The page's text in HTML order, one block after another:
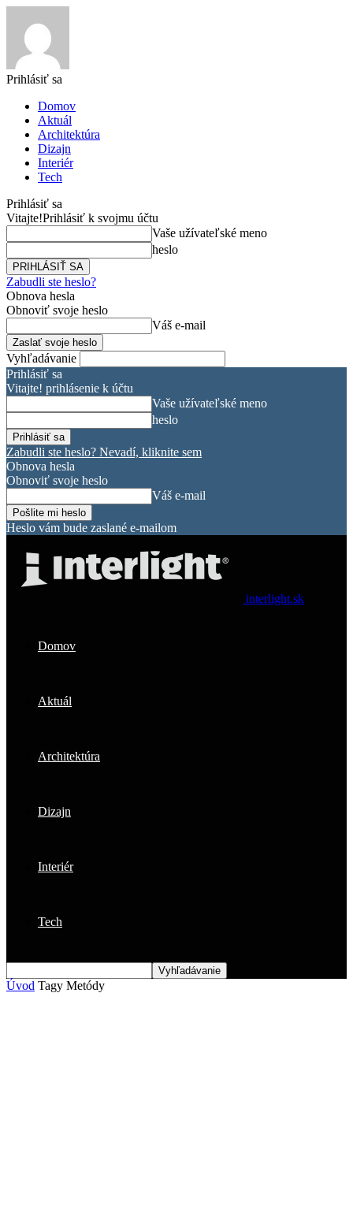
Prihlásiť sa
Domov
Aktuál
Architektúra
Dizajn
Interiér
Tech
Prihlásiť sa
Vitajte!Prihlásiť k svojmu účtu
Vaše užívateľské meno
heslo
Zabudli ste heslo?
Obnova hesla
Obnoviť svoje heslo
Váš e-mail
Vyhľadávanie
Prihlásiť sa
Vitajte! prihlásenie k účtu
Vaše užívateľské meno
heslo
Zabudli ste heslo? Nevadí, kliknite sem
Obnova hesla
Obnoviť svoje heslo
Váš e-mail
Heslo vám bude zaslané e-mailom
interlight.sk
Domov
Aktuál
Architektúra
Dizajn
Interiér
Tech
Úvod Tagy Metódy